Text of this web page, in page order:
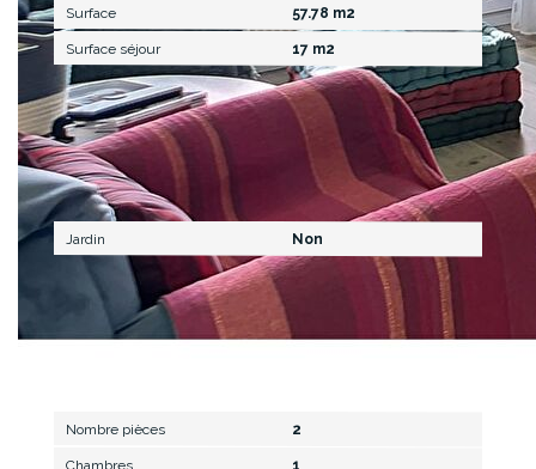
Surface 57.78 m2
Surface séjour 17 m2
Extérieur
Jardin Non
Nombre pièces 2
Chambres 1